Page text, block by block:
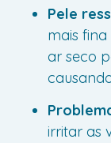
Pele
mais fina
ar seco
irritar as